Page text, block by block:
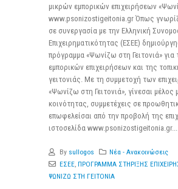
μικρών εμπορικών επιχειρήσεων
www.psonizostigeitonia.gr Όπως
σε συνεργασία με την Ελληνική
Επιχειρηματικότητας (ΕΣΕΕ)
πρόγραμμα «Ψωνίζω στη Γειτονιά»
εμπορικών επιχειρήσεων και της
γειτονιάς. Με τη συμμετοχή των
«Ψωνίζω στη Γειτονιά», γίνεσαι
κοινότητας, συμμετέχεις σε
επωφελείσαι από την προβολή της
ιστοσελίδα www.psonizostigeitonia.gr...
By sullogos
Νέα - Ανακοινώσεις
ΕΣΕΕ, ΠΡΟΓΡΑΜΜΑ ΣΤΗΡΙΞΗΣ
ΨΩΝΙΖΩ ΣΤΗ ΓΕΙΤΟΝΙΑ